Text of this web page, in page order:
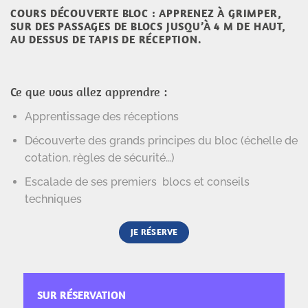
COURS DÉCOUVERTE BLOC : APPRENEZ À GRIMPER,
SUR DES PASSAGES DE BLOCS JUSQU’À 4 M DE HAUT,
AU DESSUS DE TAPIS DE RÉCEPTION.
Ce que vous allez apprendre :
Apprentissage des réceptions
Découverte des grands principes du bloc (échelle de
cotation, règles de sécurité…)
Escalade de ses premiers blocs et conseils
techniques
JE RÉSERVE
SUR RÉSERVATION